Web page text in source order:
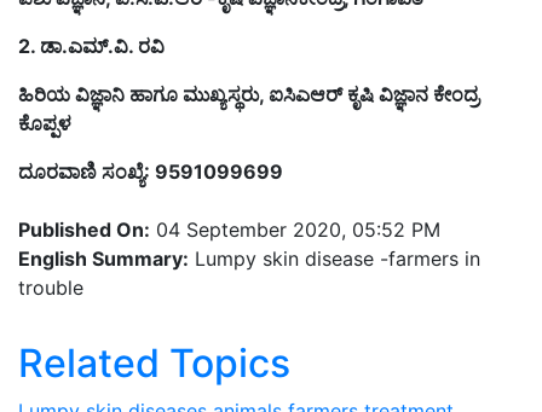
2. ಡಾ.ಎಮ್.ವಿ. ರವಿ
ಹಿರಿಯ ವಿಜ್ಞಾನಿ ಹಾಗೂ ಮುಖ್ಯಸ್ಥರು, ಐಸಿಎಆರ್ ಕೃಷಿ ವಿಜ್ಞಾನ ಕೇಂದ್ರ
ಕೊಪ್ಪಳ
ದೂರವಾಣಿ ಸಂಖ್ಯೆ: 9591099699
Published On: 04 September 2020, 05:52 PM
English Summary: Lumpy skin disease -farmers in
trouble
Related Topics